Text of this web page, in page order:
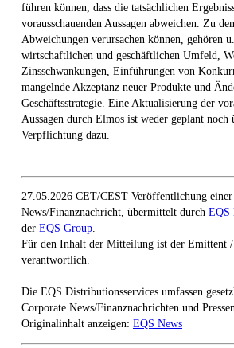
führen können, dass die tatsächlichen
vorausschauenden Aussagen abweichen. Zu
Abweichungen verursachen können, gehören
wirtschaftlichen und geschäftlichen Umfeld,
Zinsschwankungen, Einführungen von
mangelnde Akzeptanz neuer Produkte und
Geschäftsstrategie. Eine Aktualisierung der
Aussagen durch Elmos ist weder geplant
Verpflichtung dazu.
27.05.2026 CET/CEST Veröffentlichung
News/Finanznachricht, übermittelt durch EQS
der EQS Group
Für den Inhalt der Mitteilung ist der Emittent /
verantwortlich.
Die EQS Distributionsservices umfassen
Corporate News/Finanznachrichten und
Originalinhalt anzeigen: EQS News